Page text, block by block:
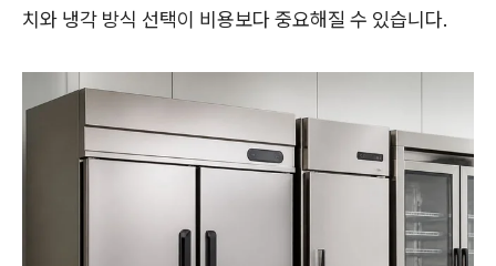
치와 냉각 방식 선택이 비용보다 중요해질 수 있습니다.